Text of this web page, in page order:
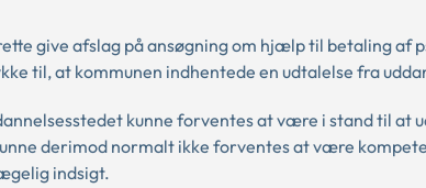
give afslag på ansøgning om hjælp til betaling af
til, at kommunen indhentede en udtalelse fra
kunne forventes at være i stand til at
derimod normalt ikke forventes at være
indsigt.